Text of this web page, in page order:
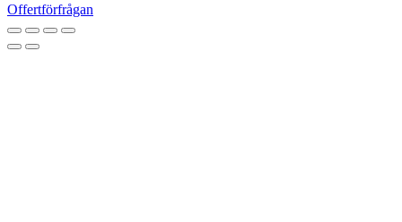
Offertförfrågan